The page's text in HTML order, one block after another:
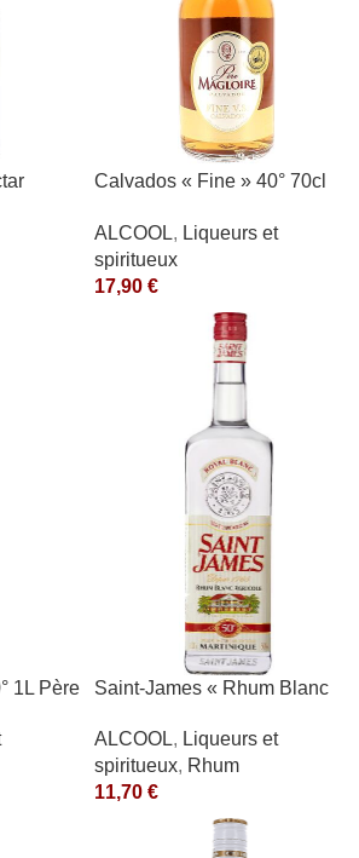
Calvados « Fine » 40° 70cl
ALCOOL, Liqueurs et
spiritueux
17,90 €
1L Père
Saint-James « Rhum Blanc
ALCOOL, Liqueurs et
spiritueux, Rhum
11,70 €